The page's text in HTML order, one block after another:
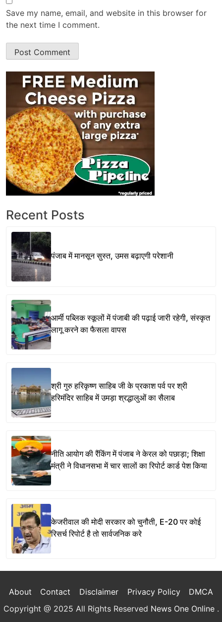
Save my name, email, and website in this browser for
the next time I comment.
Recent Posts
पंजाब में मानसून सुस्त, उमस बढ़ाएगी परेशानी
आर्मी पब्लिक स्कूलों में पंजाबी की पढ़ाई जारी रहेगी, संस्कृत
लागू करने का फैसला वापस
श्री गुरु हरिकृष्ण साहिब जी के प्रकाश पर्व पर श्री
हरिमंदिर साहिब में उमड़ा श्रद्धालुओं का सैलाब
नीति आयोग की रैंकिंग में पंजाब ने केरल को पछाड़ा; शिक्षा
मंत्री ने विधानसभा में चार सालों का रिपोर्ट कार्ड पेश किया
केजरीवाल की मोदी सरकार को चुनौती, E-20 पर कोई
रिसर्च रिपोर्ट है तो सार्वजनिक करे
About Contact Disclaimer Privacy Policy
DMCA
Copyright @ 2025 All Rights Reserved News One Online .